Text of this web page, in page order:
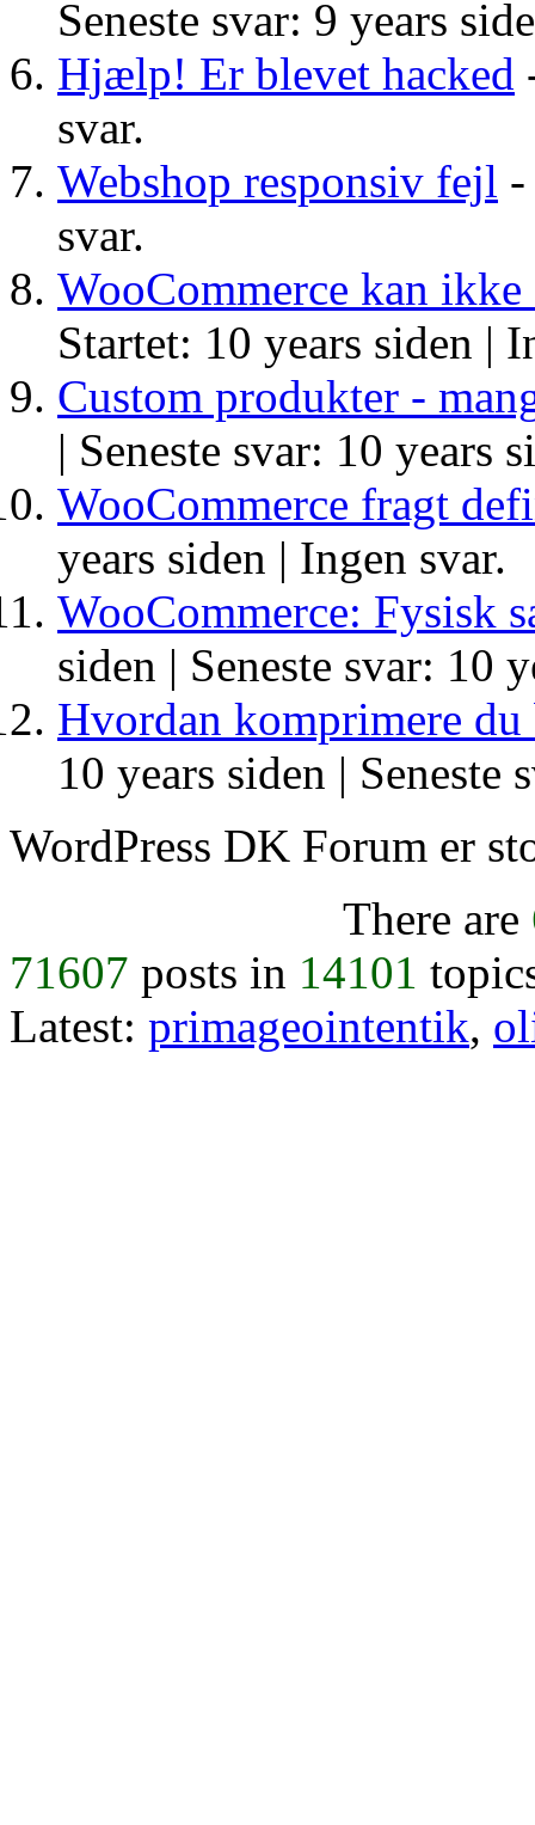
Seneste svar: 9 years
Hjælp! Er blevet hacked
svar.
Webshop responsiv fejl -
svar.
WooCommerce kan
Startet: 10 years siden |
Custom produkter -
| Seneste svar: 10 years
WooCommerce fragt
years siden | Ingen svar.
WooCommerce: Fysisk
siden | Seneste svar: 10
Hvordan komprimere
10 years siden | Seneste
WordPress DK Forum er
There are
71607 posts in 14101
Latest: primageointentik,